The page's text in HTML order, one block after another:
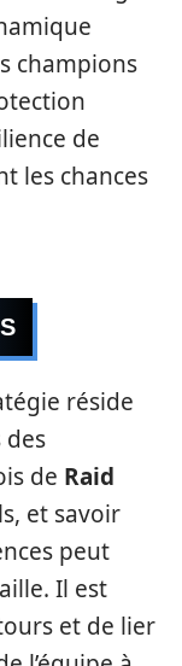
champions
de
les chances
réside
des
de Raid
et savoir
peut
Il est
et de lier